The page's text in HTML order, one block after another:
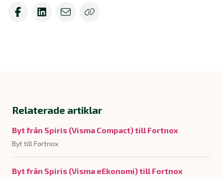
Relaterade artiklar
Byt från Spiris (Visma Compact) till Fortnox
Byt till Fortnox
Byt från Spiris (Visma eEkonomi) till Fortnox